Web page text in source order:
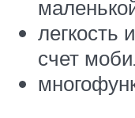
легкость
счет